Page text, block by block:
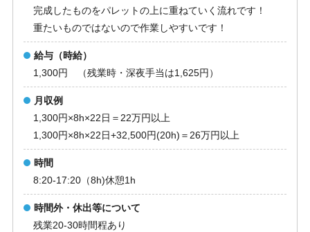
完成したものをパレットの上に重ねていく流れです！
重たいものではないので作業しやすいです！
給与（時給）
1,300円 （残業時・深夜手当は1,625円）
月収例
1,300円×8h×22日＝22万円以上
1,300円×8h×22日+32,500円(20h)＝26万円以上
時間
8:20-17:20（8h)休憩1h
時間外・休出等について
残業20-30時間程あり